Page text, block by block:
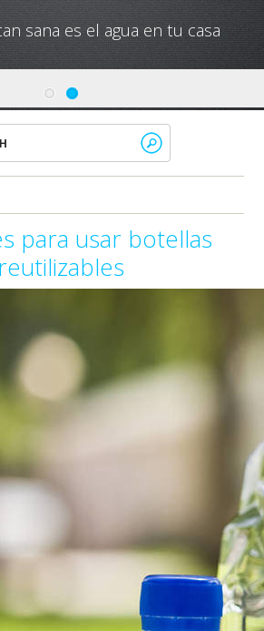
sana es el agua en tu casa
el mejor calentador solar de
para usar botellas
reutilizables